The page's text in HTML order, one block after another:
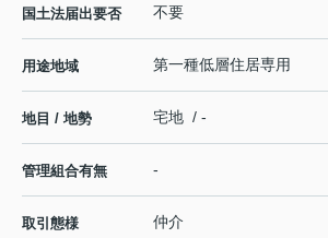
国土法届出要否 不要
用途地域 第一種低層住居専用
地目 / 地勢 宅地 / -
管理組合有無 -
取引態様 仲介